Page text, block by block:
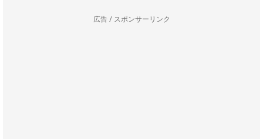
広告 / スポンサーリンク